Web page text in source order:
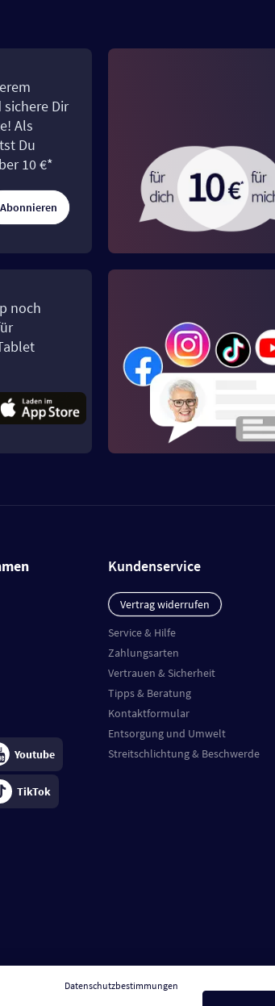
Dir
Als
Du
10 €*
Abonnieren
noch
Youtube
TikTok
zzgl. 0,99 €
7,94 €. Lieferzeit3-
Kundenservice
Vertrag widerrufen
Service & Hilfe
Zahlungsarten
Vertrauen & Sicherheit
Tipps & Beratung
Kontaktformular
Entsorgung und Umwelt
Streitschlichtung & Beschwerde
Datenschutzbestimmungen